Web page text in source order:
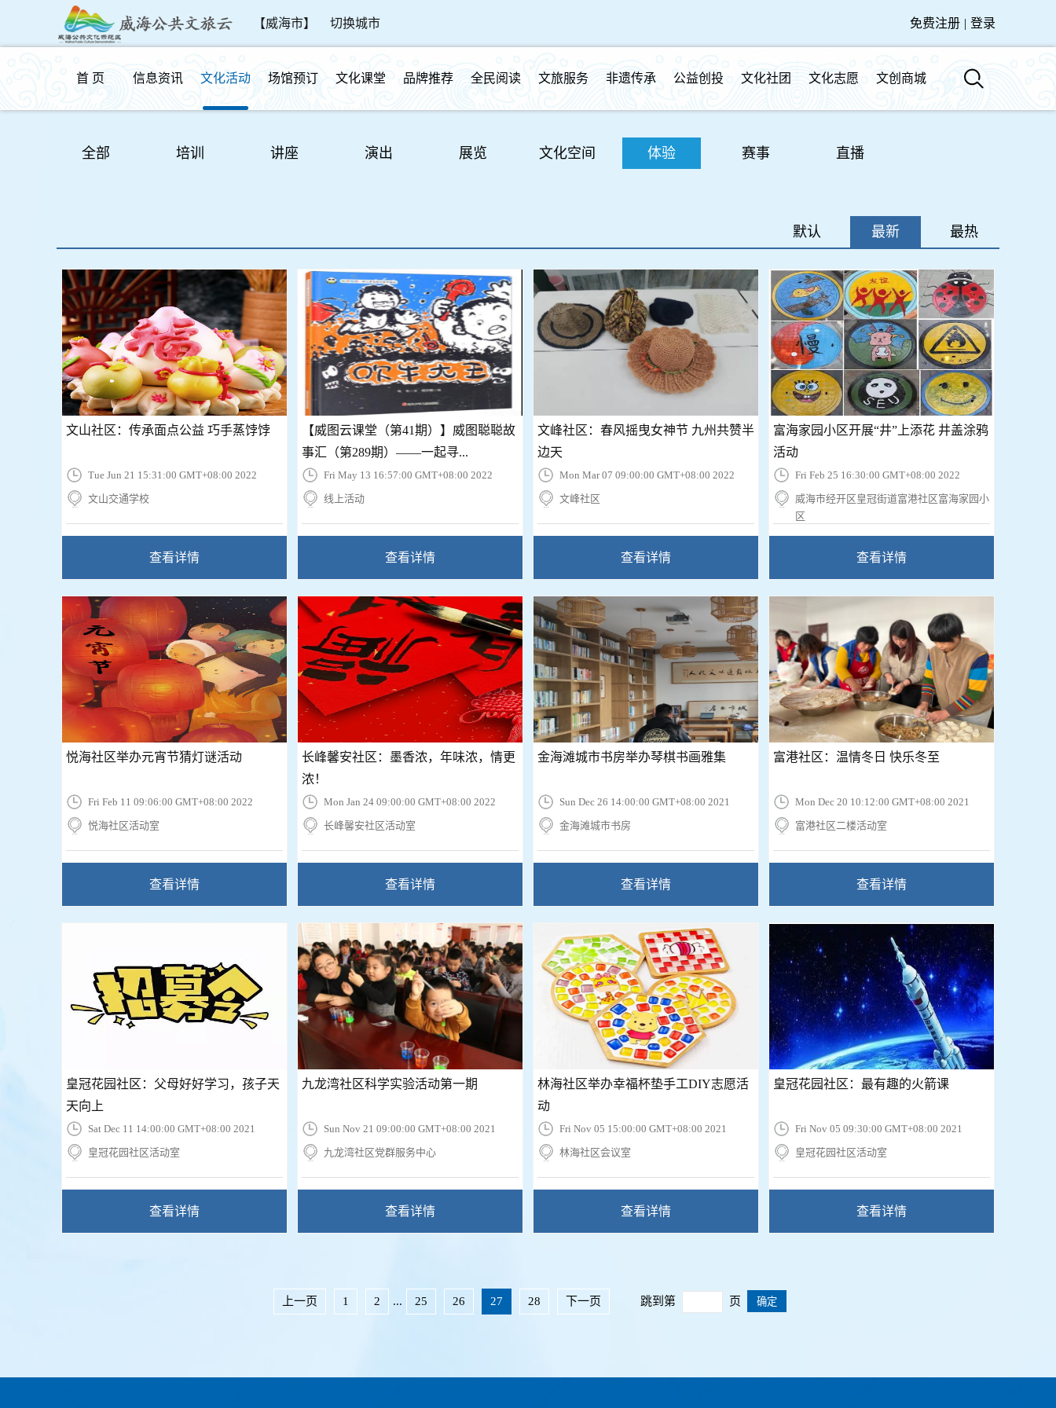
【威海市】 切换城市 免费注册 | 登录
首 页 信息资讯 文化活动 场馆预订 文化课堂 品牌推荐 全民阅读 文旅服务 非遗传承 公益创投 文化社团 文化志愿 文创商城
全部 培训 讲座 演出 展览 文化空间 体验 赛事 直播
默认 最新 最热
文山社区：传承面点公益 巧手蒸饽饽
Tue Jun 21 15:31:00 GMT+08:00 2022
文山交通学校
查看详情
【威图云课堂（第41期）】威图聪聪故
事汇（第289期）——一起寻...
Fri May 13 16:57:00 GMT+08:00 2022
线上活动
查看详情
文峰社区：春风摇曳女神节 九州共赞半
边天
Mon Mar 07 09:00:00 GMT+08:00 2022
文峰社区
查看详情
富海家园小区开展“井”上添花 井盖涂鸦
活动
Fri Feb 25 16:30:00 GMT+08:00 2022
威海市经开区皇冠街道富港社区富海家园小
区
查看详情
悦海社区举办元宵节猜灯谜活动
Fri Feb 11 09:06:00 GMT+08:00 2022
悦海社区活动室
查看详情
长峰馨安社区：墨香浓，年味浓，情更
浓！
Mon Jan 24 09:00:00 GMT+08:00 2022
长峰馨安社区活动室
查看详情
金海滩城市书房举办琴棋书画雅集
Sun Dec 26 14:00:00 GMT+08:00 2021
金海滩城市书房
查看详情
富港社区：温情冬日 快乐冬至
Mon Dec 20 10:12:00 GMT+08:00 2021
富港社区二楼活动室
查看详情
皇冠花园社区：父母好好学习，孩子天
天向上
Sat Dec 11 14:00:00 GMT+08:00 2021
皇冠花园社区活动室
查看详情
九龙湾社区科学实验活动第一期
Sun Nov 21 09:00:00 GMT+08:00 2021
九龙湾社区党群服务中心
查看详情
林海社区举办幸福杯垫手工DIY志愿活
动
Fri Nov 05 15:00:00 GMT+08:00 2021
林海社区会议室
查看详情
皇冠花园社区：最有趣的火箭课
Fri Nov 05 09:30:00 GMT+08:00 2021
皇冠花园社区活动室
查看详情
上一页 1 2 ... 25 26 27 28 下一页 跳到第 页